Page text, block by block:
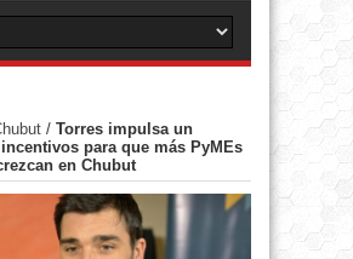
/ Torres impulsa un
para que más PyMEs
en Chubut